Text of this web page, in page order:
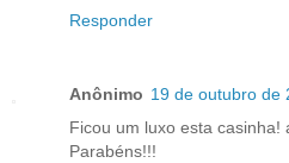
Responder
Anônimo 19 de outubro de
Ficou um luxo esta casinha!
Parabéns!!!